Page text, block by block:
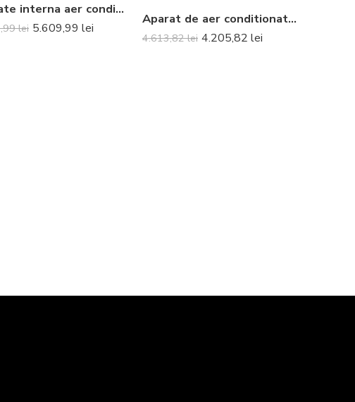
Unitate interna aer conditionat tip consola Mitsubishi Electric MFZ-KJ50VE 18000 BTU
lei 5.609,99 lei
Aparat de aer conditionat Hisense Easy CA70BT1AG-CA70BT1AW Inverter 24000 BTU
4.613,82lei 4.205,82 lei